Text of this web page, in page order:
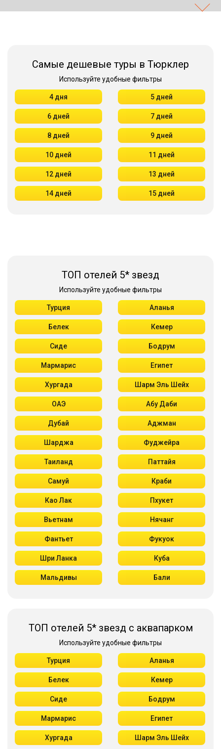
Самые дешевые туры в Тюрклер
Используйте удобные фильтры
4 дня 5 дней
6 дней 7 дней
8 дней 9 дней
10 дней 11 дней
12 дней 13 дней
14 дней 15 дней
ТОП отелей 5* звезд
Используйте удобные фильтры
Турция Аланья
Белек Кемер
Сиде Бодрум
Мармарис Египет
Хургада Шарм Эль Шейх
ОАЭ Абу Даби
Дубай Аджман
Шарджа Фуджейра
Таиланд Паттайя
Самуй Краби
Као Лак Пхукет
Вьетнам Нячанг
Фантьет Фукуок
Шри Ланка Куба
Мальдивы Бали
ТОП отелей 5* звезд с аквапарком
Используйте удобные фильтры
Турция Аланья
Белек Кемер
Сиде Бодрум
Мармарис Египет
Хургада Шарм Эль Шейх